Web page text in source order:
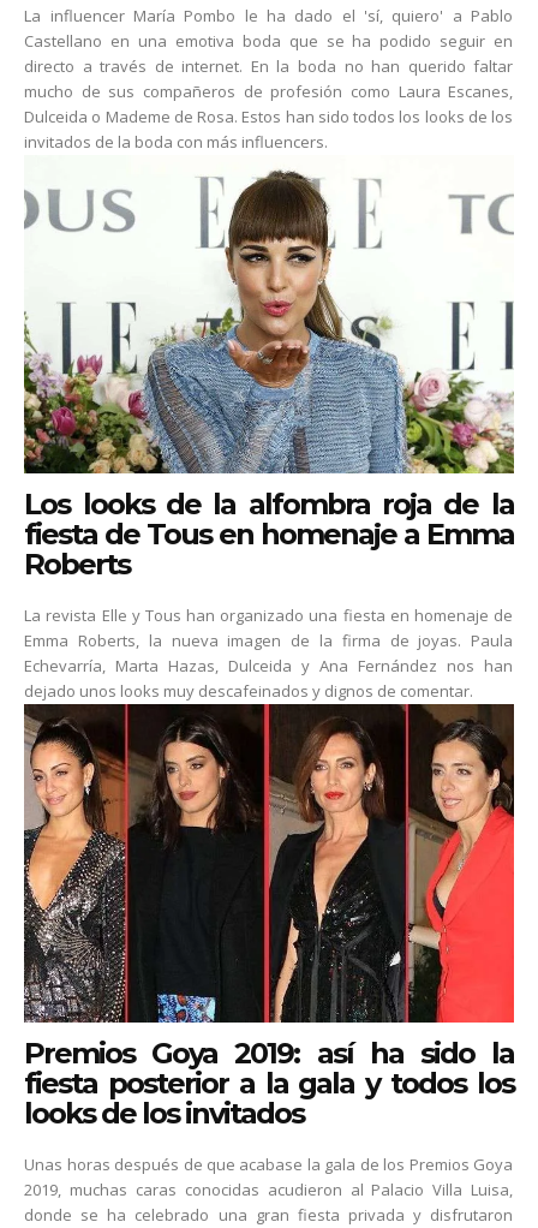
La influencer María Pombo le ha dado el 'sí, quiero' a Pablo
Castellano en una emotiva boda que se ha podido seguir en
directo a través de internet. En la boda no han querido faltar
mucho de sus compañeros de profesión como Laura Escanes,
Dulceida o Mademe de Rosa. Estos han sido todos los looks de los
invitados de la boda con más influencers.
Los looks de la alfombra roja de la
fiesta de Tous en homenaje a Emma
Roberts
La revista Elle y Tous han organizado una fiesta en homenaje de
Emma Roberts, la nueva imagen de la firma de joyas. Paula
Echevarría, Marta Hazas, Dulceida y Ana Fernández nos han
dejado unos looks muy descafeinados y dignos de comentar.
Premios Goya 2019: así ha sido la
fiesta posterior a la gala y todos los
looks de los invitados
Unas horas después de que acabase la gala de los Premios Goya
2019, muchas caras conocidas acudieron al Palacio Villa Luisa,
donde se ha celebrado una gran fiesta privada y disfrutaron